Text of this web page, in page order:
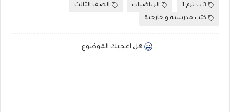
3 ب ترم 1 الرياضيات
الصف الثالث
كتب مدرسية و خارجية
هل اعجبك الموضوع :